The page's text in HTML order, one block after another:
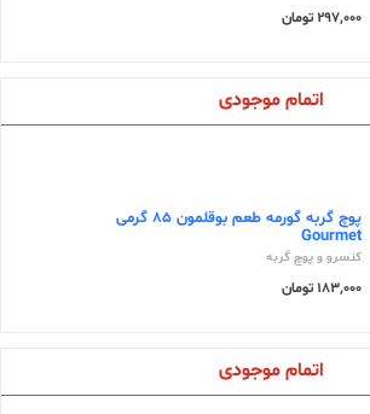
297,000 تومان
اتمام موجودی
پوچ گربه گورمه طعم بوقلمون 85 گرمی
Gourmet
کنسرو و پوچ گربه
183,000 تومان
اتمام موجودی